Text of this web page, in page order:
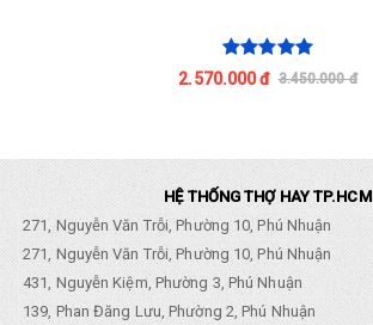
2.570.000 đ 3.450.000 đ
HỆ THỐNG THỢ HAY TP.HCM
271, Nguyễn Văn Trỗi, Phường 10, Phú Nhuận
271, Nguyễn Văn Trỗi, Phường 10, Phú Nhuận
431, Nguyễn Kiệm, Phường 3, Phú Nhuận
139, Phan Đăng Lưu, Phường 2, Phú Nhuận